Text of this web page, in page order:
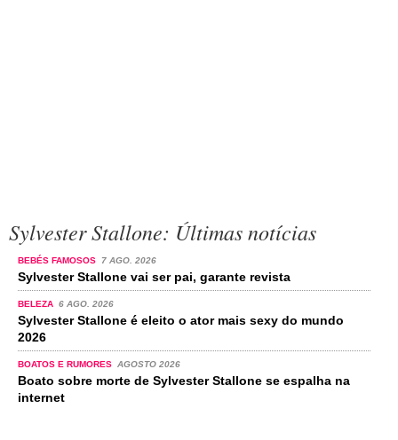
Sylvester Stallone: Últimas notícias
BEBÉS FAMOSOS 7 AGO. 2026
Sylvester Stallone vai ser pai, garante revista
BELEZA 6 AGO. 2026
Sylvester Stallone é eleito o ator mais sexy do mundo
2026
BOATOS E RUMORES AGOSTO 2026
Boato sobre morte de Sylvester Stallone se espalha na
internet